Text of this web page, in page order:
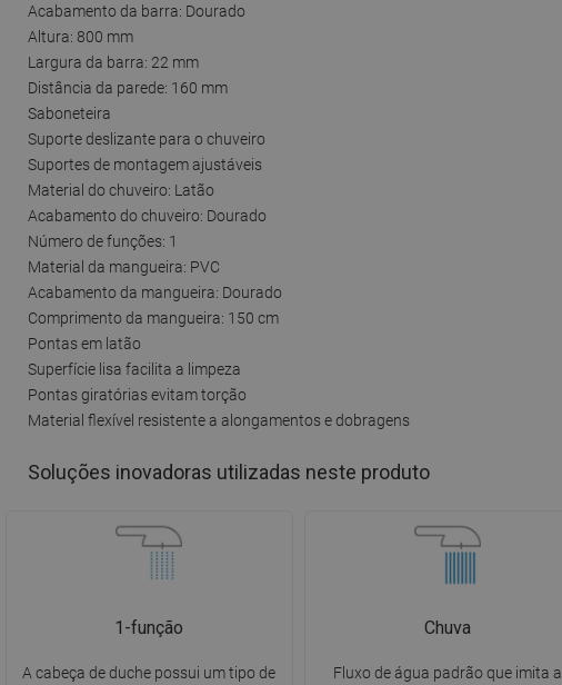
Acabamento da barra: Dourado
Altura: 800 mm
Largura da barra: 22 mm
Distância da parede: 160 mm
Saboneteira
Suporte deslizante para o chuveiro
Suportes de montagem ajustáveis
Material do chuveiro: Latão
Acabamento do chuveiro: Dourado
Número de funções: 1
Material da mangueira: PVC
Acabamento da mangueira: Dourado
Comprimento da mangueira: 150 cm
Pontas em latão
Superfície lisa facilita a limpeza
Pontas giratórias evitam torção
Material flexível resistente a alongamentos e dobragens
Soluções inovadoras utilizadas neste produto
1-função
A cabeça de duche possui um tipo de
Chuva
Fluxo de água padrão que imita a